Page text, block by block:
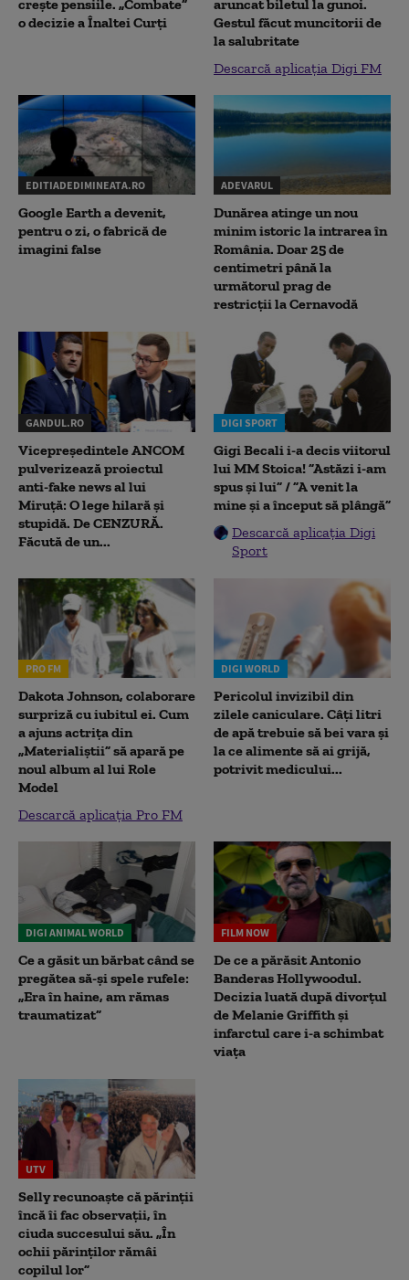
crește pensiile. „Combate”
o decizie a Înaltei Curți
aruncat biletul la gunoi.
Gestul făcut muncitorii de
la salubritate
Descarcă aplicația Digi FM
EDITIADEDIMINEATA.RO
Google Earth a devenit,
pentru o zi, o fabrică de
imagini false
ADEVARUL
Dunărea atinge un nou
minim istoric la intrarea în
România. Doar 25 de
centimetri până la
următorul prag de
restricții la Cernavodă
GANDUL.RO
Vicepreședintele ANCOM
pulverizează proiectul
anti-fake news al lui
Miruță: O lege hilară și
stupidă. De CENZURĂ.
Făcută de un...
DIGI SPORT
Gigi Becali i-a decis viitorul
lui MM Stoica! ”Astăzi i-am
spus și lui” / ”A venit la
mine și a început să plângă”
Descarcă aplicația Digi
Sport
PRO FM
Dakota Johnson, colaborare
surpriză cu iubitul ei. Cum
a ajuns actrița din
„Materialiștii” să apară pe
noul album al lui Role
Model
Descarcă aplicația Pro FM
DIGI WORLD
Pericolul invizibil din
zilele caniculare. Câți litri
de apă trebuie să bei vara și
la ce alimente să ai grijă,
potrivit medicului...
DIGI ANIMAL WORLD
Ce a găsit un bărbat când se
pregătea să-și spele rufele:
„Era în haine, am rămas
traumatizat”
FILM NOW
De ce a părăsit Antonio
Banderas Hollywoodul.
Decizia luată după divorțul
de Melanie Griffith și
infarctul care i-a schimbat
viața
UTV
Selly recunoaște că părinții
încă îi fac observații, în
ciuda succesului său. „În
ochii părinților rămâi
copilul lor”